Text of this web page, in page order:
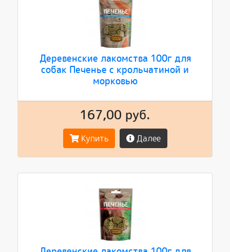
Деревенские лакомства 100г для
собак Печенье с крольчатиной и
морковью
167,00 руб.
Купить Далее